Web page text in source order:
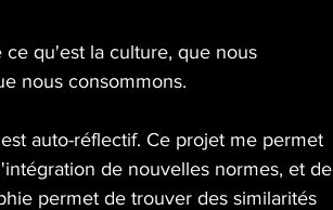
ce qu'est la culture, que nous
nous consommons.
auto-réflectif. Ce projet me permet
de nouvelles normes, et de
permet de trouver des similarités